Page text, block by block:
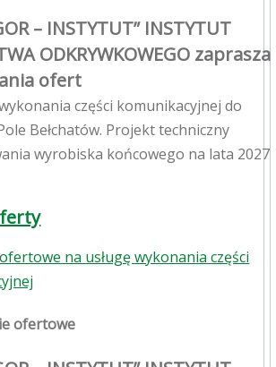
– INSTYTUT” INSTYTUT
ODKRYWKOWEGO zaprasza
ofert
części komunikacyjnej do
Bełchatów. Projekt techniczny
wyrobiska końcowego na lata 2027
na usługę wykonania części
ofertowe